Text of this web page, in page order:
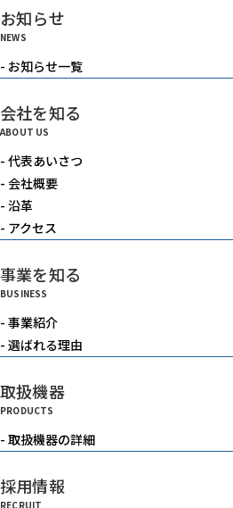
電動機器
送風機・集塵機・掃除機
水中ポンプ
重機
ベルトコンベアー
お知らせ
NEWS
- お知らせ一覧
会社を知る
ABOUT US
- 代表あいさつ
- 会社概要
- 沿革
- アクセス
事業を知る
BUSINESS
- 事業紹介
- 選ばれる理由
取扱機器
PRODUCTS
- 取扱機器の詳細
採用情報
RECRUIT